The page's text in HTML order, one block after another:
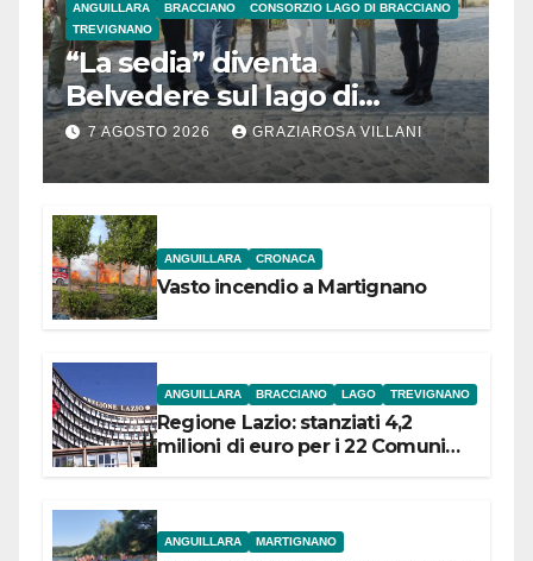
ANGUILLARA BRACCIANO
CONSORZIO LAGO DI BRACCIANO
TREVIGNANO
“La sedia” diventa
Belvedere sul lago di
Bracciano: ieri
l’inaugurazione
7 AGOSTO 2026 GRAZIAROSA VILLANI
ANGUILLARA CRONACA
Vasto incendio a Martignano
ANGUILLARA BRACCIANO LAGO TREVIGNANO
Regione Lazio: stanziati 4,2
milioni di euro per i 22 Comuni
ANGUILLARA MARTIGNANO